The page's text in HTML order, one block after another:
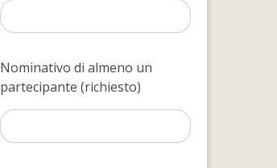
Nominativo di almeno un
partecipante (richiesto)